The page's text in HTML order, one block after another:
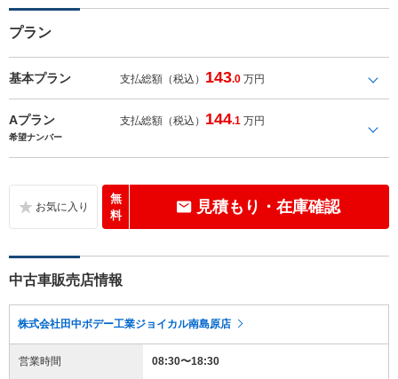
プラン
基本プラン 支払総額（税込） 143.0 万円
Aプラン 支払総額（税込） 144.1 万円
希望ナンバー
無
料
見積もり・在庫確認
中古車販売店情報
株式会社田中ボデー工業ジョイカル南島原店
営業時間 08:30〜18:30